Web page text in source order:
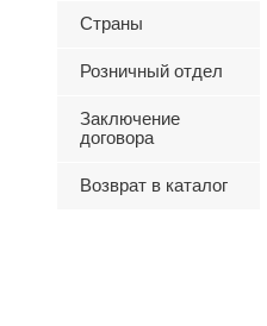
Страны
Розничный отдел
Заключение
договора
Возврат в каталог